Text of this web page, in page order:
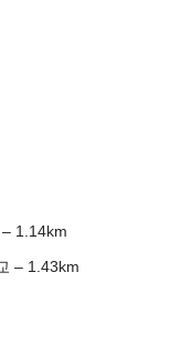
1.14km
– 1.43km